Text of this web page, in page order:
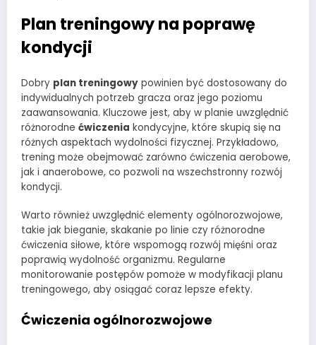
Plan treningowy na poprawę
kondycji
Dobry plan treningowy powinien być dostosowany do
indywidualnych potrzeb gracza oraz jego poziomu
zaawansowania. Kluczowe jest, aby w planie uwzględnić
różnorodne ćwiczenia kondycyjne, które skupią się na
różnych aspektach wydolności fizycznej. Przykładowo,
trening może obejmować zarówno ćwiczenia aerobowe,
jak i anaerobowe, co pozwoli na wszechstronny rozwój
kondycji.
Warto również uwzględnić elementy ogólnorozwojowe,
takie jak bieganie, skakanie po linie czy różnorodne
ćwiczenia siłowe, które wspomogą rozwój mięśni oraz
poprawią wydolność organizmu. Regularne
monitorowanie postępów pomoże w modyfikacji planu
treningowego, aby osiągać coraz lepsze efekty.
Ćwiczenia ogólnorozwojowe